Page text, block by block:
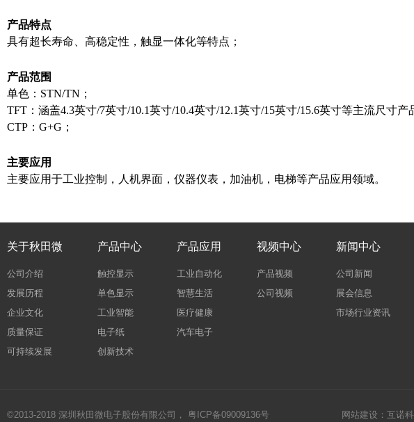
产品特点
具有超长寿命、高稳定性，触显一体化等特点；
产品范围
单色：STN/TN；
TFT：涵盖4.3英寸/7英寸/10.1英寸/10.4英寸/12.1英寸/15英寸/15.6英寸等主流尺寸产
CTP：G+G；
主要应用
主要应用于工业控制，人机界面，仪器仪表，加油机，电梯等产品应用领域。
关于秋田微
公司介绍
发展历程
企业文化
质量保证
可持续发展
产品中心
触控显示
单色显示
工业智能
电子纸
创新技术
产品应用
工业自动化
智慧生活
医疗健康
汽车电子
视频中心
产品视频
公司视频
新闻中心
公司新闻
展会信息
市场行业资讯
©2013-2018 深圳秋田微电子股份有限公司， 粤ICP备09009136号 网站建设：互诺